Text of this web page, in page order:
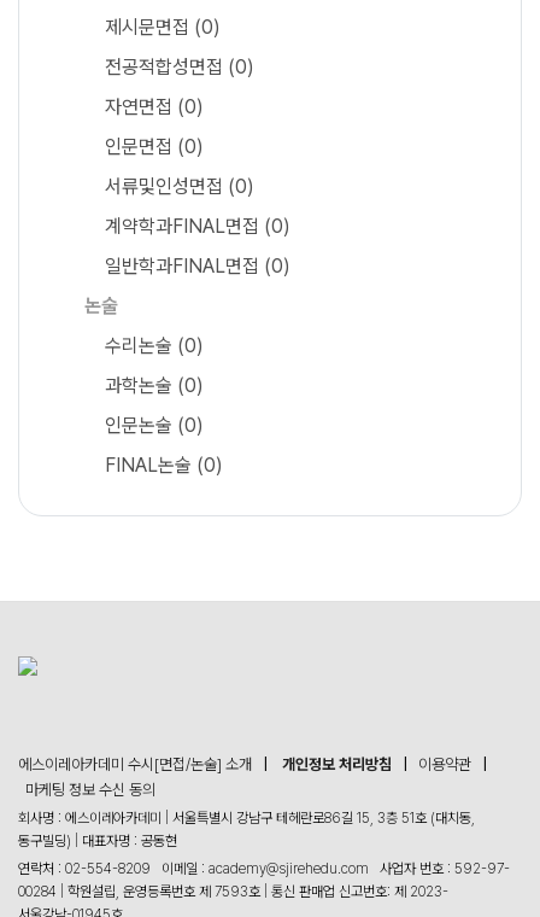
제시문면접 (0)
전공적합성면접 (0)
자연면접 (0)
인문면접 (0)
서류및인성면접 (0)
계약학과FINAL면접 (0)
일반학과FINAL면접 (0)
논술
수리논술 (0)
과학논술 (0)
인문논술 (0)
FINAL논술 (0)
에스이레아카데미 수시[면접/논술] 소개 개인정보 처리방침 이용약관
마케팅 정보 수신 동의
회사명 : 에스이레아카데미 | 서울특별시 강남구 테헤란로86길 15, 3층 51호 (대치동,
동구빌딩) | 대표자명 : 공동현
연락처 : 02-554-8209 이메일 : academy@sjirehedu.com
사업자 번호 : 592-97-
00284 | 학원설립, 운영등록번호 제 7593호 | 통신 판매업 신고번호: 제 2023-